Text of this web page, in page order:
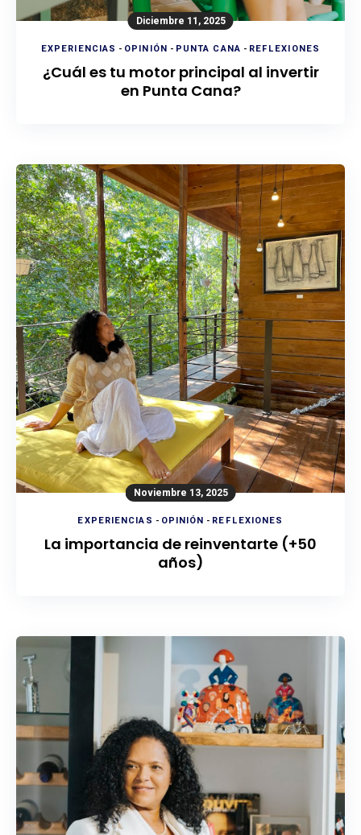
Diciembre 11, 2025
EXPERIENCIAS - OPINIÓN - PUNTA CANA - REFLEXIONES
¿Cuál es tu motor principal al invertir
en Punta Cana?
Noviembre 13, 2025
EXPERIENCIAS - OPINIÓN - REFLEXIONES
La importancia de reinventarte (+50
años)